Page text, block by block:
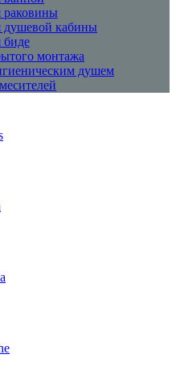
раковины
душевой кабины
биде
монтажа
душем